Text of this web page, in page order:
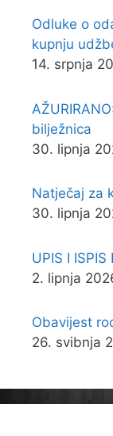
Odluke o
kupnju
14. srpnja
bilježnica
30. lipnja
Natječaj za
30. lipnja
UPIS I ISPIS
2. lipnja
Obavijest
26. svibnja